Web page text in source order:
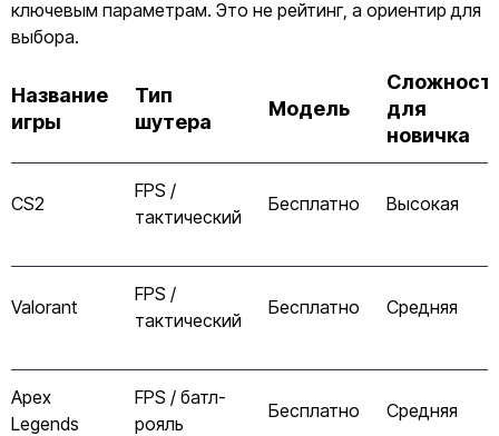
ключевым параметрам. Это не рейтинг, а ориентир для
выбора.
Название
игры
Тип
шутера
Модель
для
новичка
CS2
FPS /
тактический
Бесплатно Высокая
Valorant
FPS /
тактический
Бесплатно Средняя
Apex
Legends
FPS / батл-
рояль
Бесплатно Средняя